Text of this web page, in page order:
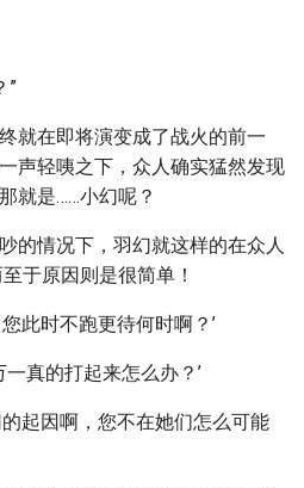
”
就在即将演变成了战火的前一
声轻咦之下，众人确实猛然发现
就是……小幻呢？
的情况下，羽幻就这样的在众人
于原因则是很简单！
此时不跑更待何时啊？’
真的打起来怎么办？’
起因啊，您不在她们怎么可能